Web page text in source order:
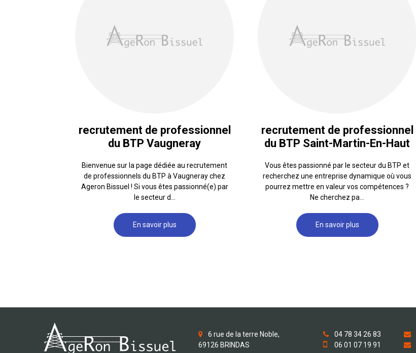
recrutement de professionnel
du BTP Vaugneray
Bienvenue sur la page dédiée au recrutement
de professionnels du BTP à Vaugneray chez
Ageron Bissuel ! Si vous êtes passionné(e) par
le secteur d...
En savoir plus
recrutement de professionnel
du BTP Saint-Martin-En-Haut
Vous êtes passionné par le secteur du BTP et
recherchez une entreprise dynamique où vous
pourrez mettre en valeur vos compétences ?
Ne cherchez pa...
En savoir plus
6 rue de la terre Noble,
69126 BRINDAS
04 78 34 26 83
06 01 07 19 91